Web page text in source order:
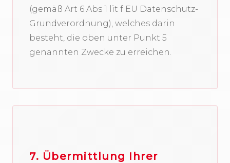
(gemäß Art 6 Abs 1 lit f EU Datenschutz-
Grundverordnung), welches darin
besteht, die oben unter Punkt 5
genannten Zwecke zu erreichen.
7. Übermittlung Ihrer